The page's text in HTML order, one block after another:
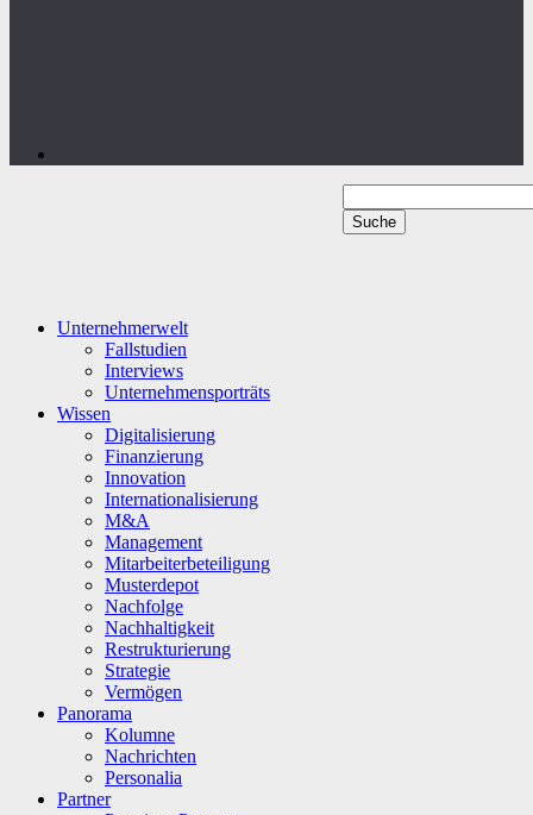
Unternehmerwelt
Fallstudien
Interviews
Unternehmensporträts
Wissen
Digitalisierung
Finanzierung
Innovation
Internationalisierung
M&A
Management
Mitarbeiterbeteiligung
Musterdepot
Nachfolge
Nachhaltigkeit
Restrukturierung
Strategie
Vermögen
Panorama
Kolumne
Nachrichten
Personalia
Partner